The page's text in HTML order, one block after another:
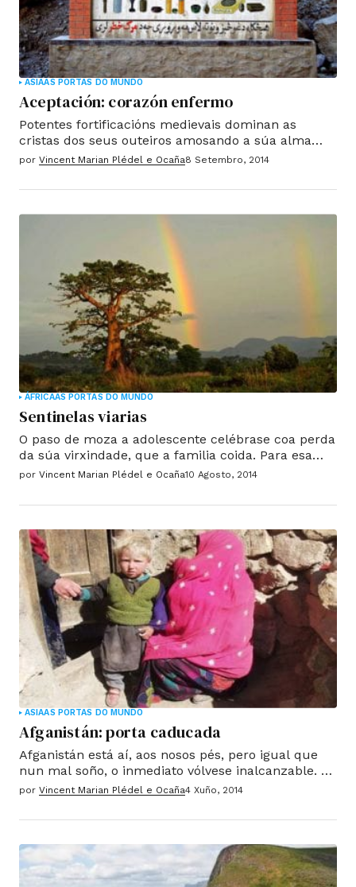
ASIAAS PORTAS DO MUNDO
Aceptación: corazón enfermo
Potentes fortificacións medievais dominan as
cristas dos seus outeiros amosando a súa alma
guerreira. Como o po, constantemente suspendido
todos os recunchos e rexións.
por Vincent Marian Plédel e Ocaña8 Setembro, 2014
ÁFRICAAS PORTAS DO MUNDO
Sentinelas viarias
O paso de moza a adolescente celébrase coa perda
da súa virxindade, que a familia coida. Para esa
ocasión chegan os tíos e curmáns, que están a
por Vincent Marian Plédel e Ocaña10 Agosto, 2014
ASIAAS PORTAS DO MUNDO
Afganistán: porta caducada
Afganistán está aí, aos nosos pés, pero igual que
nun mal soño, o inmediato vólvese inalcanzable. O
caos reina na nebulosa do soño viaxante que ten
de loita confuso, destrúense e aniquilan todo o que
por Vincent Marian Plédel e Ocaña4 Xuño, 2014